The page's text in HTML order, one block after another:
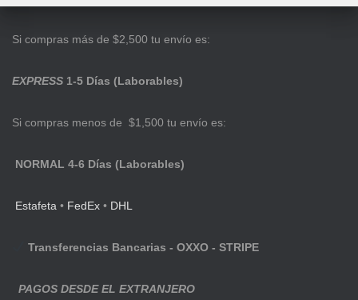
Si compras más de $2,500 tu envío es:
EXPRESS 1-5 Días (Laborables)
Si compras menos de $1,500 tu envío es:
NORMAL 4-6 Días (Laborables)
Estafeta • FedEx • DHL
Transferencias Bancarias - OXXO - STRIPE
PAGOS DESDE EL EXTRANJERO